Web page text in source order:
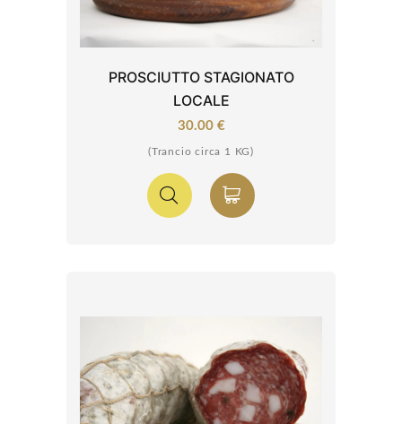
PROSCIUTTO STAGIONATO
LOCALE
30.00 €
(Trancio circa 1 KG)